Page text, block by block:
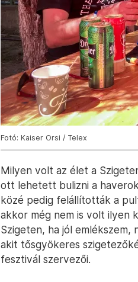
Fotó: Kaiser Orsi / Telex
Milyen volt az élet a
ott lehetett bulizni a
közé pedig felállították a
akkor még nem is volt ilyen
Szigeten, ha jól
akit tősgyökeres
fesztivál szervezői.